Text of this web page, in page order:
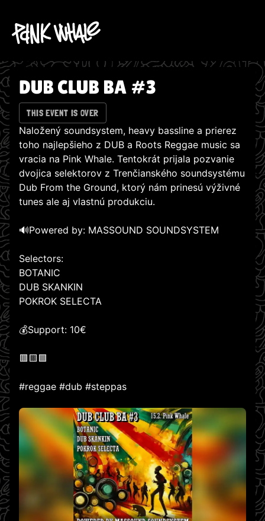
DUB CLUB BA #3
THIS EVENT IS OVER
Naložený soundsystem, heavy bassline a prierez
toho najlepšieho z DUB a Roots Reggae music sa
vracia na Pink Whale. Tentokrát prijala pozvanie
dvojica selektorov z Trenčianského soundsystému
Dub From the Ground, ktorý nám prinesú výživné
tunes ale aj vlastnú produkciu.
🔊Powered by: MASSOUND SOUNDSYSTEM
Selectors:
BOTANIC
DUB SKANKIN
POKROK SELECTA
💰Support: 10€
🟥🟨🟩
#reggae #dub #steppas